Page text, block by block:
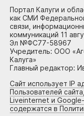
Портал Калуги и
как СМИ
связи,
коммуникаций 11
Эл №ФС77-58967
Учредитель: ООО
Калуга»
Главный редактор:
Сайт использует IP
Пользователей
Liveinternet и Google-
содержатся в